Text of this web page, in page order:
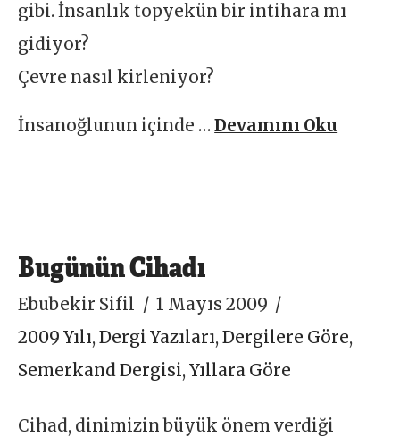
gibi. İnsanlık topyekün bir intihara mı
gidiyor?
Çevre nasıl kirleniyor?
İnsanoğlunun içinde …Devamını Oku
Bugünün Cihadı
Ebubekir Sifil
1 Mayıs 2009
2009 Yılı,Dergi Yazıları,Dergilere Göre,
Semerkand Dergisi,Yıllara Göre
Cihad, dinimizin büyük önem verdiği